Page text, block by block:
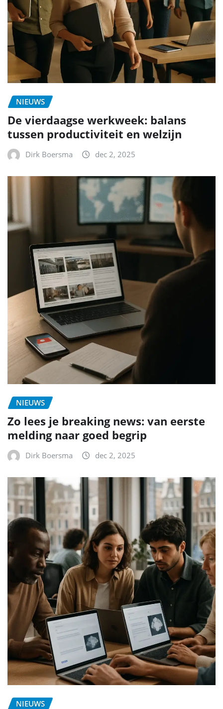
NIEUWS
De vierdaagse werkweek: balans
tussen productiviteit en welzijn
Dirk Boersma dec 2, 2025
NIEUWS
Zo lees je breaking news: van eerste
melding naar goed begrip
Dirk Boersma dec 2, 2025
NIEUWS